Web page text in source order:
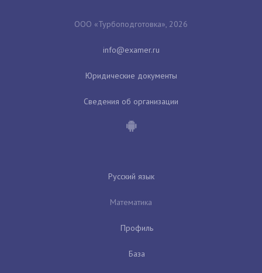
ООО «Турбоподготовка», 2026
Юридические документы
Сведения об организации
Русский язык
Математика
Профиль
База